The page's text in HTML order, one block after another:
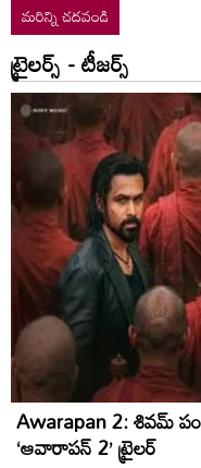
మరిన్ని చదవండి
ట్రైలర్స్ - టీజర్స్
Awarapan 2: శివమ్ పండిట్‌గా
‘ఆవారాపన్ 2’ ట్రైలర్